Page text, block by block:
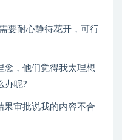
要耐心静待花开，可行
念，他们觉得我太理想
办呢?
果审批说我的内容不合